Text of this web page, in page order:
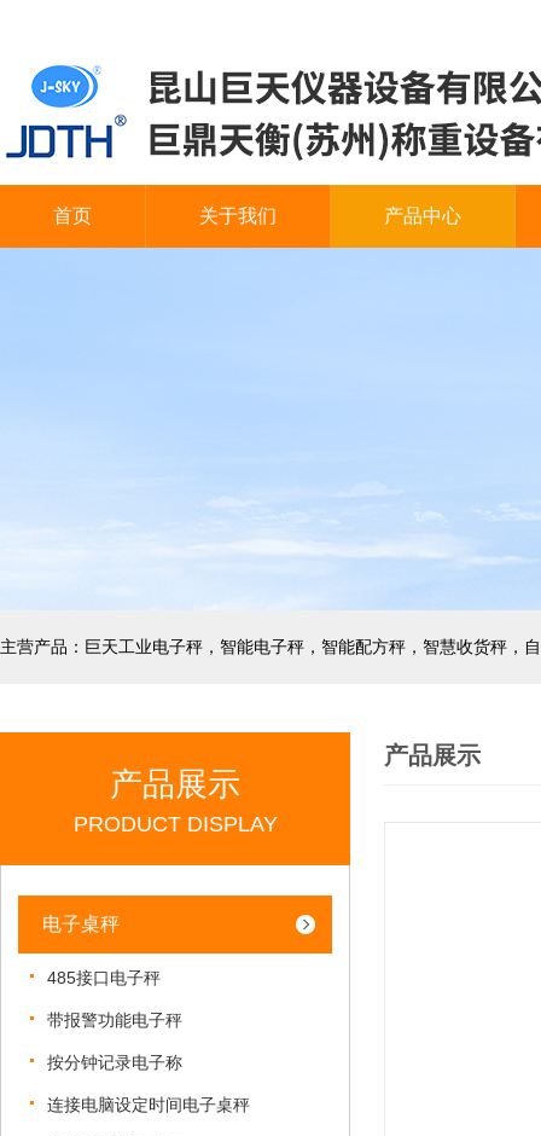
首页 关于我们 产品中心
产品展示
PRODUCT DISPLAY
电子桌秤
485接口电子秤
带报警功能电子秤
按分钟记录电子称
连接电脑设定时间电子桌秤
产品展示